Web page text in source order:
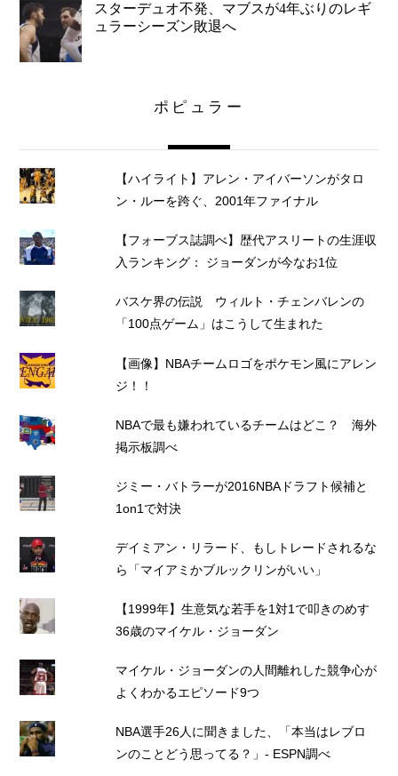
スターデュオ不発、マブスが4年ぶりのレギ
ュラーシーズン敗退へ
ポピュラー
【ハイライト】アレン・アイバーソンがタロ
ン・ルーを跨ぐ、2001年ファイナル
【フォーブス誌調べ】歴代アスリートの生涯収
入ランキング： ジョーダンが今なお1位
バスケ界の伝説 ウィルト・チェンバレンの
「100点ゲーム」はこうして生まれた
【画像】NBAチームロゴをポケモン風にアレン
ジ！！
NBAで最も嫌われているチームはどこ？ 海外
掲示板調べ
ジミー・バトラーが2016NBAドラフト候補と
1on1で対決
デイミアン・リラード、もしトレードされるな
ら「マイアミかブルックリンがいい」
【1999年】生意気な若手を1対1で叩きのめす
36歳のマイケル・ジョーダン
マイケル・ジョーダンの人間離れした競争心が
よくわかるエピソード9つ
NBA選手26人に聞きました、「本当はレブロ
ンのことどう思ってる？」- ESPN調べ